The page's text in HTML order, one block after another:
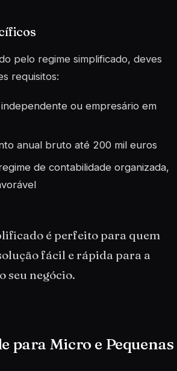
pelo regime simplificado, deves
requisitos:
ou empresário em
anual bruto até 200 mil euros
de contabilidade organizada,
é perfeito para quem
fácil e rápida para a
seu negócio.
para Micro e Pequenas